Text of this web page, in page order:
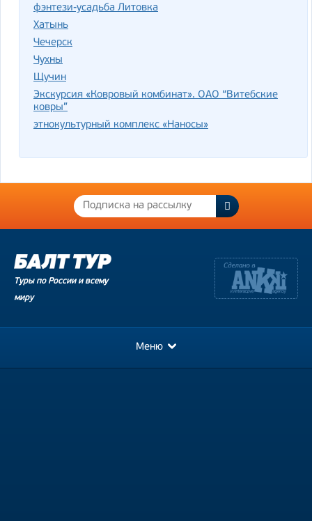
фэнтези-усадьба Литовка
Хатынь
Чечерск
Чухны
Щучин
Экскурсия «Ковровый комбинат». ОАО “Витебские
ковры”
этнокультурный комплекс «Наносы»
Туры по России и всему
миру
Меню